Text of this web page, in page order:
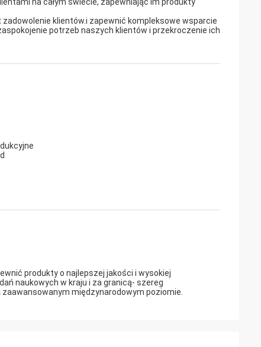
klientów.i zapewnić kompleksowe wsparcie
potrzeb naszych klientów i przekroczenie ich
produkty o najlepszej jakości i wysokiej
naukowych w kraju i za granicą- szereg
międzynarodowym poziomie.